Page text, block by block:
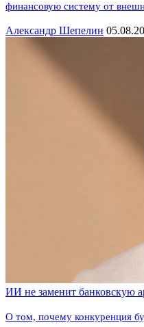
финансовую систему от
Александр Шепелин
ИИ не заменит банковскую
О том, почему конкуренция